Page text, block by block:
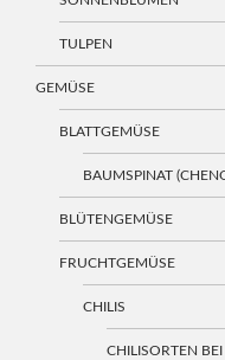
TULPEN
GEMÜSE
BLATTGEMÜSE
BAUMSPINAT
BLÜTENGEMÜSE
FRUCHTGEMÜSE
CHILIS
CHILISORTEN BEI